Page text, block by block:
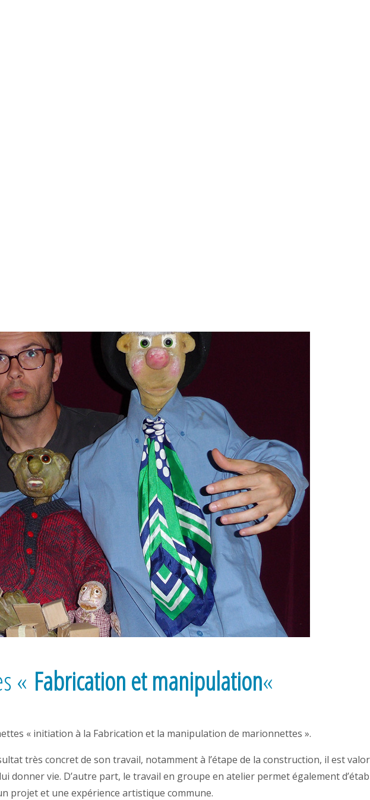
« Fabrication et manipulation«
« initiation à la Fabrication et la manipulation de marionnettes ».
très concret de son travail, notamment à l’étape de la construction, il est
donner vie. D’autre part, le travail en groupe en atelier permet également
projet et une expérience artistique commune.